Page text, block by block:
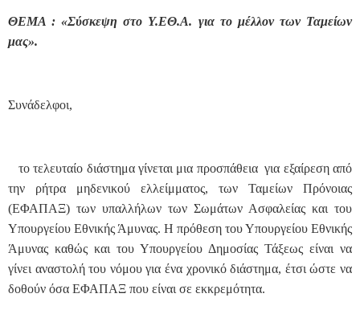
ΘΕΜΑ : «Σύσκεψη στο Υ.ΕΘ.Α. για το μέλλον των Ταμείων
μας».
Συνάδελφοι,
το τελευταίο διάστημα γίνεται μια προσπάθεια για εξαίρεση από
την ρήτρα μηδενικού ελλείμματος, των Ταμείων Πρόνοιας
(ΕΦΑΠΑΞ) των υπαλλήλων των Σωμάτων Ασφαλείας και του
Υπουργείου Εθνικής Άμυνας. Η πρόθεση του Υπουργείου Εθνικής
Άμυνας καθώς και του Υπουργείου Δημοσίας Τάξεως είναι να
γίνει αναστολή του νόμου για ένα χρονικό διάστημα, έτσι ώστε να
δοθούν όσα ΕΦΑΠΑΞ που είναι σε εκκρεμότητα.